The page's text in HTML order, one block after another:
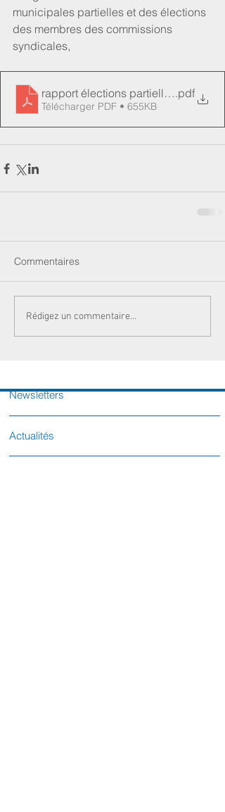
municipales partielles et des élections
des membres des commissions
syndicales,
rapport élections partielles.pdf
Télécharger PDF • 655KB
Commentaires
Rédigez un commentaire...
Newsletters
Actualités